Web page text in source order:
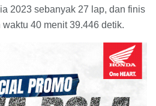
2023 sebanyak 27 lap, dan finis
40 menit 39.446 detik.